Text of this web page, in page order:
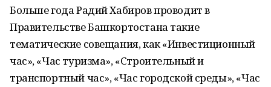
Больше года Радий Хабиров проводит в
Правительстве Башкортостана такие
тематические совещания, как «Инвестиционный
час», «Час туризма», «Строительный и
транспортный час», «Час городской среды», «Час